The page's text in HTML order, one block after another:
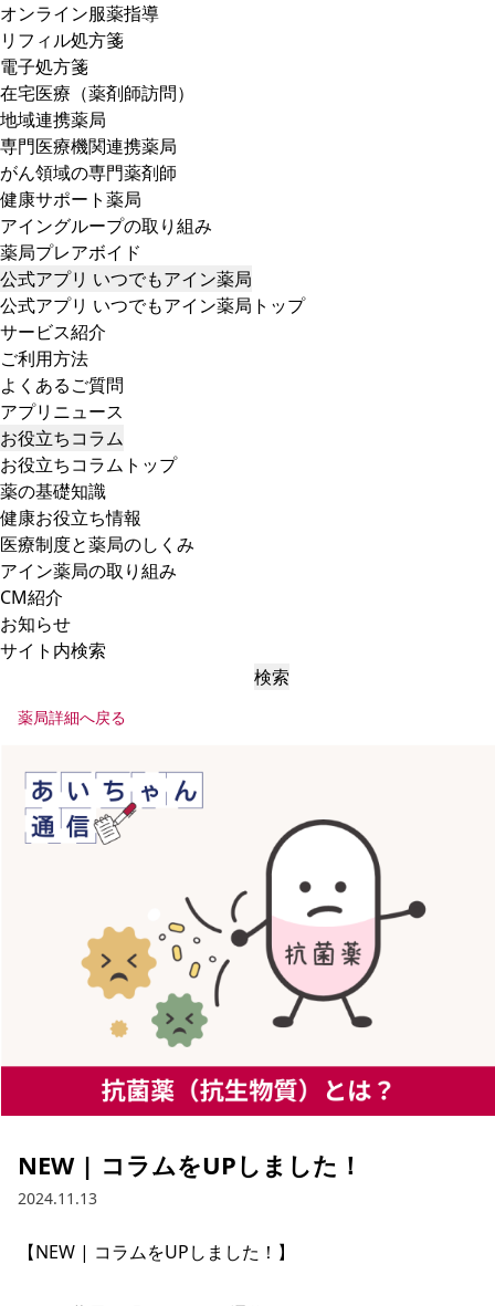
オンライン服薬指導
リフィル処方箋
電子処方箋
在宅医療（薬剤師訪問）
地域連携薬局
専門医療機関連携薬局
がん領域の専門薬剤師
健康サポート薬局
アイングループの取り組み
薬局プレアボイド
公式アプリ いつでもアイン薬局
公式アプリ いつでもアイン薬局トップ
サービス紹介
ご利用方法
よくあるご質問
アプリニュース
お役立ちコラム
お役立ちコラムトップ
薬の基礎知識
健康お役立ち情報
医療制度と薬局のしくみ
アイン薬局の取り組み
CM紹介
お知らせ
サイト内検索
検索
薬局詳細へ戻る
NEW | コラムをUPしました！
2024.11.13
【NEW | コラムをUPしました！】